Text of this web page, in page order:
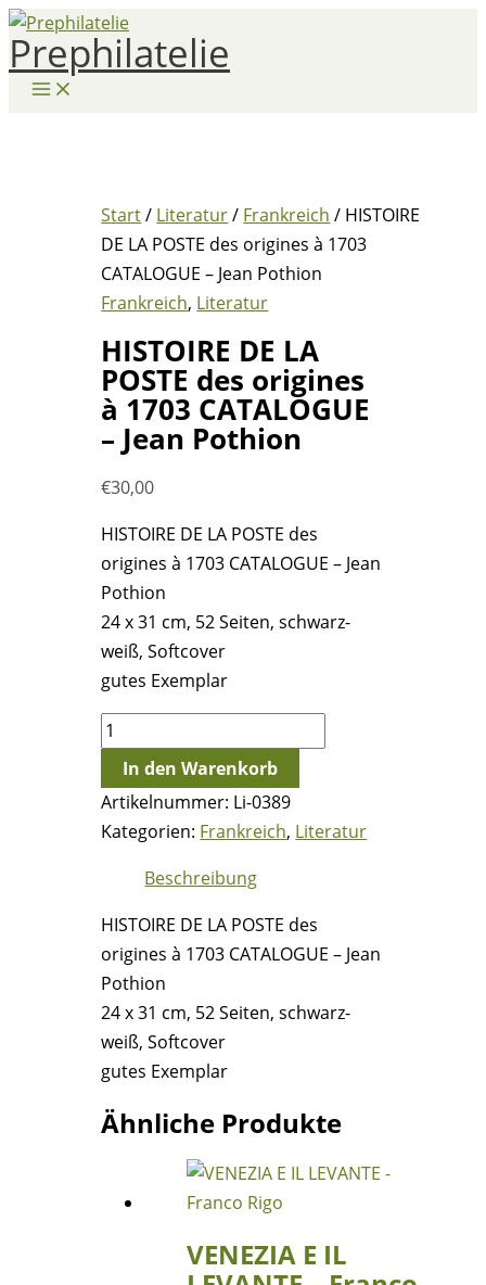
Zum
Inhalt
springen
Prephilatelie
Start/ Literatur/ Frankreich / HISTOIRE
DE LA POSTE des origines à 1703
CATALOGUE – Jean Pothion
Frankreich, Literatur
HISTOIRE DE LA
POSTE des origines
à 1703 CATALOGUE
– Jean Pothion
€30,00
HISTOIRE DE LA POSTE des
origines à 1703 CATALOGUE – Jean
Pothion
24 x 31 cm, 52 Seiten, schwarz-
weiß, Softcover
gutes Exemplar
HISTOIRE
DE
LA
POSTE
des
origines
1703
CATALOGUE
-
Jean
Pothion
Menge
In den Warenkorb
Artikelnummer: Li-0389
Kategorien: Frankreich, Literatur
Beschreibung
HISTOIRE DE LA POSTE des
origines à 1703 CATALOGUE – Jean
Pothion
24 x 31 cm, 52 Seiten, schwarz-
weiß, Softcover
gutes Exemplar
Ähnliche Produkte
VENEZIA E IL